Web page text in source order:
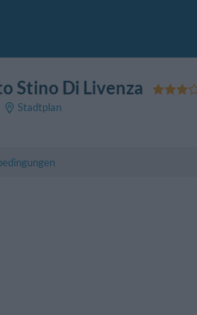
Stino Di Livenza
Stadtplan